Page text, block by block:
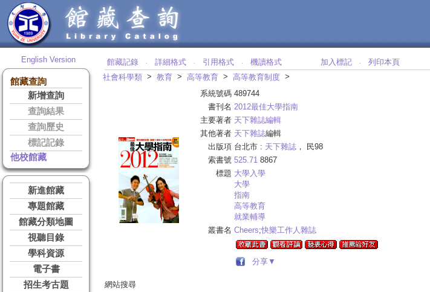
English Version
館藏查詢
新增查詢
查詢結果
查詢歷史
標記記錄
他校館藏
新進館藏
專題館藏
館藏分類地圖
視聽目錄
學科資源
電子書
招生考古題
館藏記錄 ‧ 詳細格式 ‧ 引用格式 ‧ 機讀格式 加入標記 ‧
列印本頁
社會科學類 > 教育 > 高等教育 > 高等教育制度 >
系統號碼 489744
書刊名 2012最佳大學指南
主要著者 天下雜誌編輯
其他著者 天下雜誌編輯
出版項 台北市 : 天下雜誌 ， 民98
索書號 525.71 8867
標題 大學入學
大學
指南
高等教育
就業輔導
叢書名 Cheers;快樂工作人雜誌
分享▼
網站搜尋